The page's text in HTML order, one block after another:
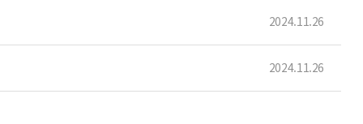
2024.11.26
2024.11.26